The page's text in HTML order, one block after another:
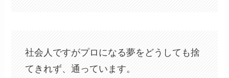
社会人ですがプロになる夢をどうしても捨
てきれず、通っています。